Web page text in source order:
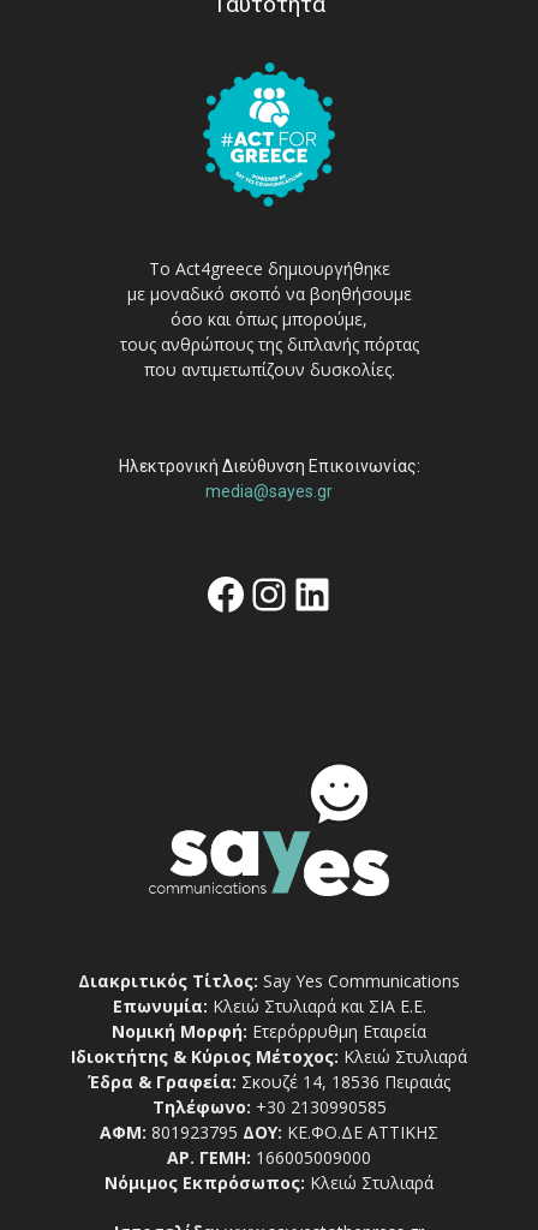
Το Act4greece δημιουργήθηκε
με μοναδικό σκοπό να βοηθήσουμε
όσο και όπως μπορούμε,
τους ανθρώπους της διπλανής πόρτας
που αντιμετωπίζουν δυσκολίες.
Ηλεκτρονική Διεύθυνση Επικοινωνίας:
media@sayes.gr
Facebook
Instagram
Linkedin
Διακριτικός Τίτλος: Say Yes Communications
Επωνυμία: Κλειώ Στυλιαρά και ΣΙΑ Ε.Ε.
Νομική Μορφή: Ετερόρρυθμη Εταιρεία
Ιδιοκτήτης & Κύριος Μέτοχος: Κλειώ Στυλιαρά
Έδρα & Γραφεία: Σκουζέ 14, 18536 Πειραιάς
Τηλέφωνο: +30 2130990585
ΑΦΜ: 801923795 ΔΟΥ: ΚΕ.ΦΟ.ΔΕ ΑΤΤΙΚΗΣ
ΑΡ. ΓΕΜΗ: 166005009000
Νόμιμος Εκπρόσωπος: Κλειώ Στυλιαρά